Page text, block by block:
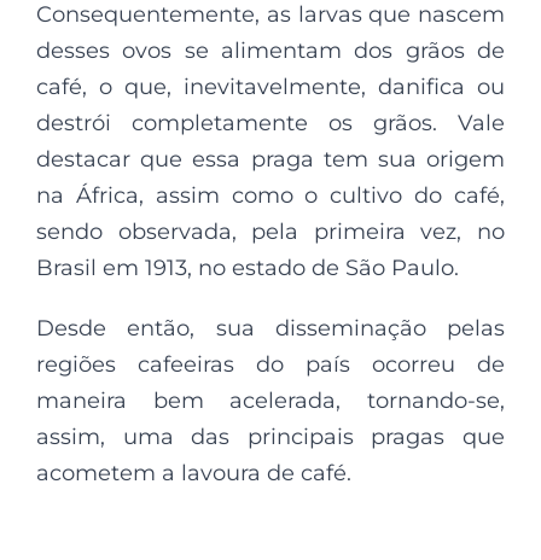
Consequentemente, as larvas que nascem
desses ovos se alimentam dos grãos de
café, o que, inevitavelmente, danifica ou
destrói completamente os grãos. Vale
destacar que essa praga tem sua origem
na África, assim como o cultivo do café,
sendo observada, pela primeira vez, no
Brasil em 1913, no estado de São Paulo.
Desde então, sua disseminação pelas
regiões cafeeiras do país ocorreu de
maneira bem acelerada, tornando-se,
assim, uma das principais pragas que
acometem a lavoura de café.